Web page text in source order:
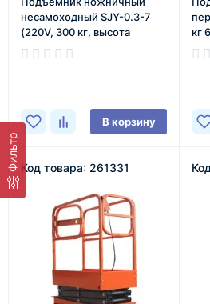
Фильтр
несамоxодный SJY-0.3-7
(220V, 300 кг, высота
подъема 7 м) SMART
В корзину
кг
Код товара: 261331